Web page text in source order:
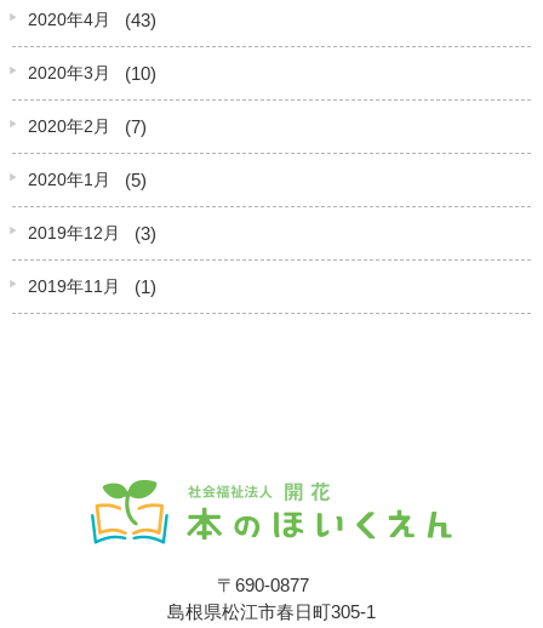
2020年4月 (43)
2020年3月 (10)
2020年2月 (7)
2020年1月 (5)
2019年12月 (3)
2019年11月 (1)
〒690-0877
島根県松江市春日町305-1